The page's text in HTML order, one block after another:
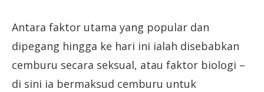
Antara faktor utama yang popular dan
dipegang hingga ke hari ini ialah disebabkan
cemburu secara seksual, atau faktor biologi –
di sini ia bermaksud cemburu untuk